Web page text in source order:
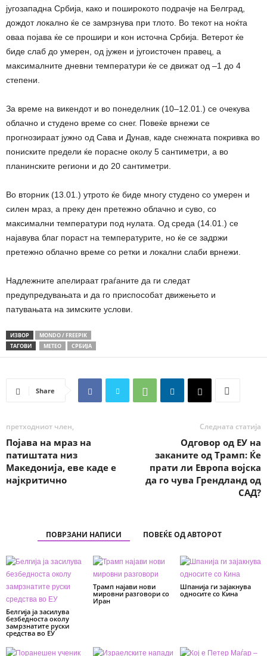
југозападна Србија, како и поширокото подрачје на Белград,
дождот локално ќе се замрзнува при тлото. Во текот на ноќта
оваа појава ќе се прошири и кон источна Србија. Ветерот ќе
биде слаб до умерен, од јужен и југоисточен правец, а
максималните дневни температури ќе се движат од –1 до 4
степени.
За време на викендот и во понеделник (10–12.01.) се очекува
облачно и студено време со снег. Повеќе врнежи се
прогнозираат јужно од Сава и Дунав, каде снежната покривка во
пониските предели ќе порасне околу 5 сантиметри, а во
планинските региони и до 20 сантиметри.
Во вторник (13.01.) утрото ќе биде многу студено со умерен и
силен мраз, а преку ден претежно облачно и суво, со
максимални температури под нулата. Од среда (14.01.) се
најавува благ пораст на температурите, но ќе се задржи
претежно облачно време со ретки и локални слаби врнежи.
Надлежните апелираат граѓаните да ги следат
предупредувањата и да го приспособат движењето и
патувањата на зимските услови.
ИЗВОР
MONDO / FREEPIK
ТАГОВИ
МЕТЕО СРБИЈА
Share
претходниот член,
Појава на мраз на
патиштата низ
Македонија, еве каде е
најкритично
Следната статија
Одговор од ЕУ на
заканите од Трамп: Ќе
прати ли Европа војска
да го чува Грендланд од
САД?
ПОВРЗАНИ НАПИСИ ПОВЕЌЕ ОД АВТОРОТ
Белгија ја засилува
безбедноста околу
замрзнатите руски
средства во ЕУ
Трамп најави нови
мировни разговори со
Иран
Шпанија ги зајакнува
односите со Кина